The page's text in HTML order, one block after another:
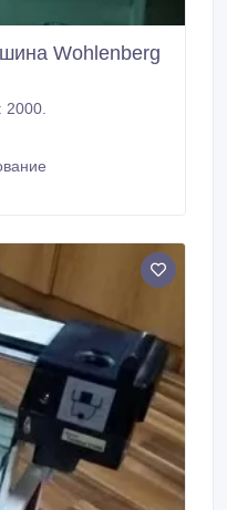
Wohlenberg
2000.